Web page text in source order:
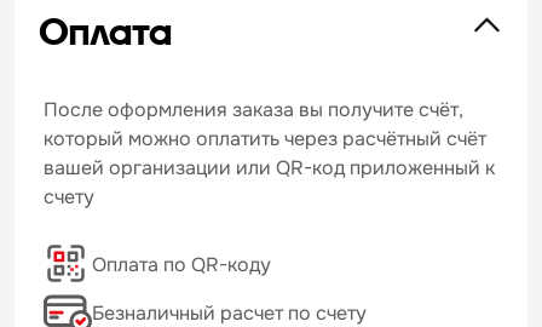
Оплата
После оформления заказа вы получите счёт,
который можно оплатить через расчётный счёт
вашей организации или QR-код приложенный к
счету
Оплата по QR-коду
Безналичный расчет по счету